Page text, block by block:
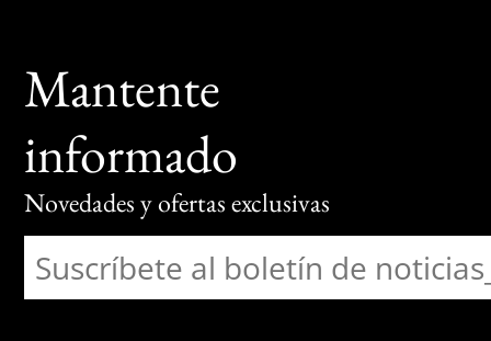
Mantente
informado
Novedades y ofertas exclusivas